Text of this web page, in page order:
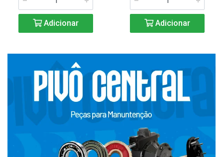
Adicionar Adicionar